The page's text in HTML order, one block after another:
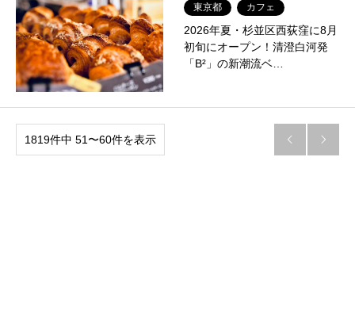
東京都 カフェ
2026年夏・杉並区西荻窪に8月
初旬にオープン！清澄白河発
「B²」の新潮流ベ…
1819件中 51〜60件を表示  